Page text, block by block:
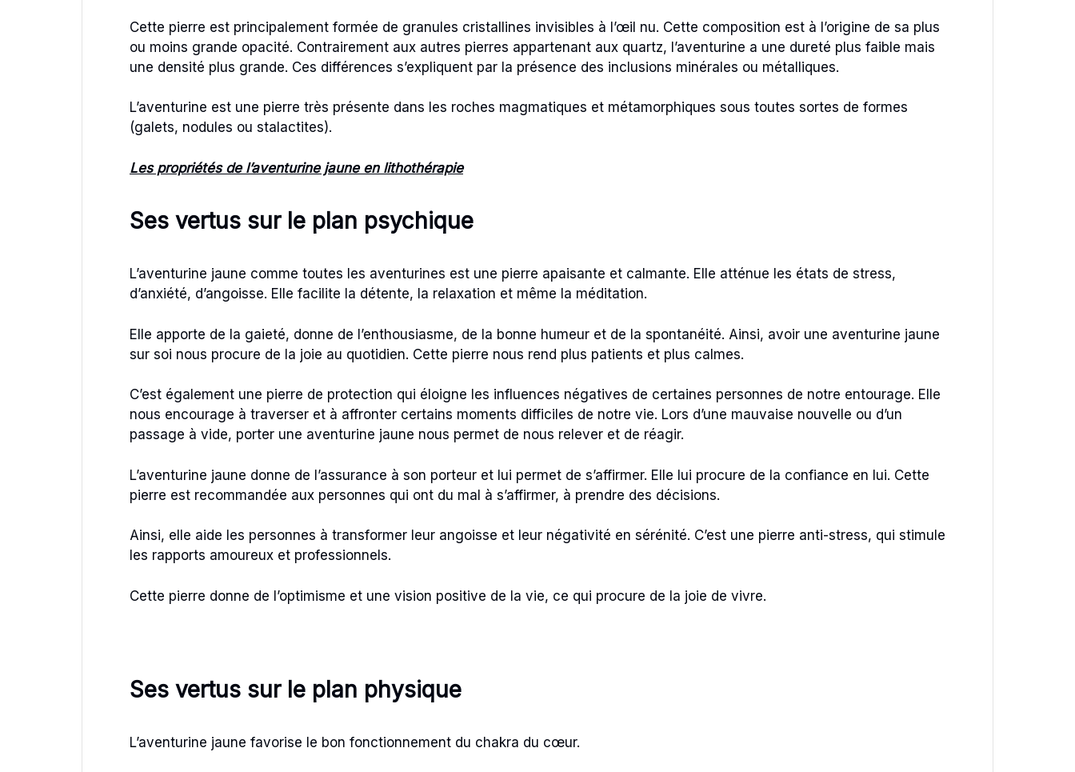
Cette pierre est principalement formée de granules cristallines invisibles à l’œil nu. Cette composition est à l’origine de sa plus
ou moins grande opacité. Contrairement aux autres pierres appartenant aux quartz, l’aventurine a une dureté plus faible mais
une densité plus grande. Ces différences s’expliquent par la présence des inclusions minérales ou métalliques.
L’aventurine est une pierre très présente dans les roches magmatiques et métamorphiques sous toutes sortes de formes
(galets, nodules ou stalactites).
Les propriétés de l’aventurine jaune en lithothérapie
Ses vertus sur le plan psychique
L’aventurine jaune comme toutes les aventurines est une pierre apaisante et calmante. Elle atténue les états de stress,
d’anxiété, d’angoisse. Elle facilite la détente, la relaxation et même la méditation.
Elle apporte de la gaieté, donne de l’enthousiasme, de la bonne humeur et de la spontanéité. Ainsi, avoir une aventurine jaune
sur soi nous procure de la joie au quotidien. Cette pierre nous rend plus patients et plus calmes.
C’est également une pierre de protection qui éloigne les influences négatives de certaines personnes de notre entourage. Elle
nous encourage à traverser et à affronter certains moments difficiles de notre vie. Lors d’une mauvaise nouvelle ou d’un
passage à vide, porter une aventurine jaune nous permet de nous relever et de réagir.
L’aventurine jaune donne de l’assurance à son porteur et lui permet de s’affirmer. Elle lui procure de la confiance en lui. Cette
pierre est recommandée aux personnes qui ont du mal à s’affirmer, à prendre des décisions.
Ainsi, elle aide les personnes à transformer leur angoisse et leur négativité en sérénité. C’est une pierre anti-stress, qui stimule
les rapports amoureux et professionnels.
Cette pierre donne de l’optimisme et une vision positive de la vie, ce qui procure de la joie de vivre.
Ses vertus sur le plan physique
L’aventurine jaune favorise le bon fonctionnement du chakra du cœur.